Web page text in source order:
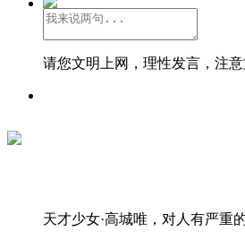
请您文明上网，理性发言，注
天才少女·高城唯，对人有严重